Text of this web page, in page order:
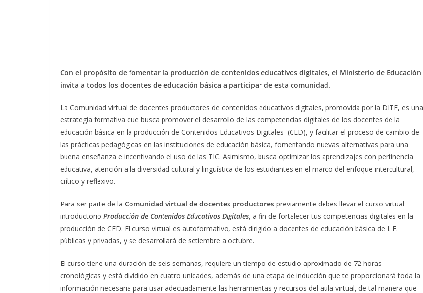
Con el propósito de fomentar la producción de contenidos educativos digitales, el Ministerio de Educación
invita a todos los docentes de educación básica a participar de esta comunidad.
La Comunidad virtual de docentes productores de contenidos educativos digitales, promovida por la DITE, es una
estrategia formativa que busca promover el desarrollo de las competencias digitales de los docentes de la
educación básica en la producción de Contenidos Educativos Digitales (CED), y facilitar el proceso de cambio de
las prácticas pedagógicas en las instituciones de educación básica, fomentando nuevas alternativas para una
buena enseñanza e incentivando el uso de las TIC. Asimismo, busca optimizar los aprendizajes con pertinencia
educativa, atención a la diversidad cultural y lingüística de los estudiantes en el marco del enfoque intercultural,
crítico y reflexivo.
Para ser parte de la Comunidad virtual de docentes productores previamente debes llevar el curso virtual
introductorio Producción de Contenidos Educativos Digitales, a fin de fortalecer tus competencias digitales en la
producción de CED. El curso virtual es autoformativo, está dirigido a docentes de educación básica de I. E.
públicas y privadas, y se desarrollará de setiembre a octubre.
El curso tiene una duración de seis semanas, requiere un tiempo de estudio aproximado de 72 horas
cronológicas y está dividido en cuatro unidades, además de una etapa de inducción que te proporcionará toda la
información necesaria para usar adecuadamente las herramientas y recursos del aula virtual, de tal manera que